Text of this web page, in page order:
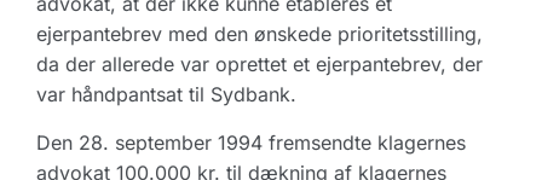
ejerpantebrev med den ønskede prioritetsstilling,
da der allerede var oprettet et ejerpantebrev, der
var håndpantsat til Sydbank.
Den 28. september 1994 fremsendte klagernes
advokat 100.000 kr. til dækning af klagernes